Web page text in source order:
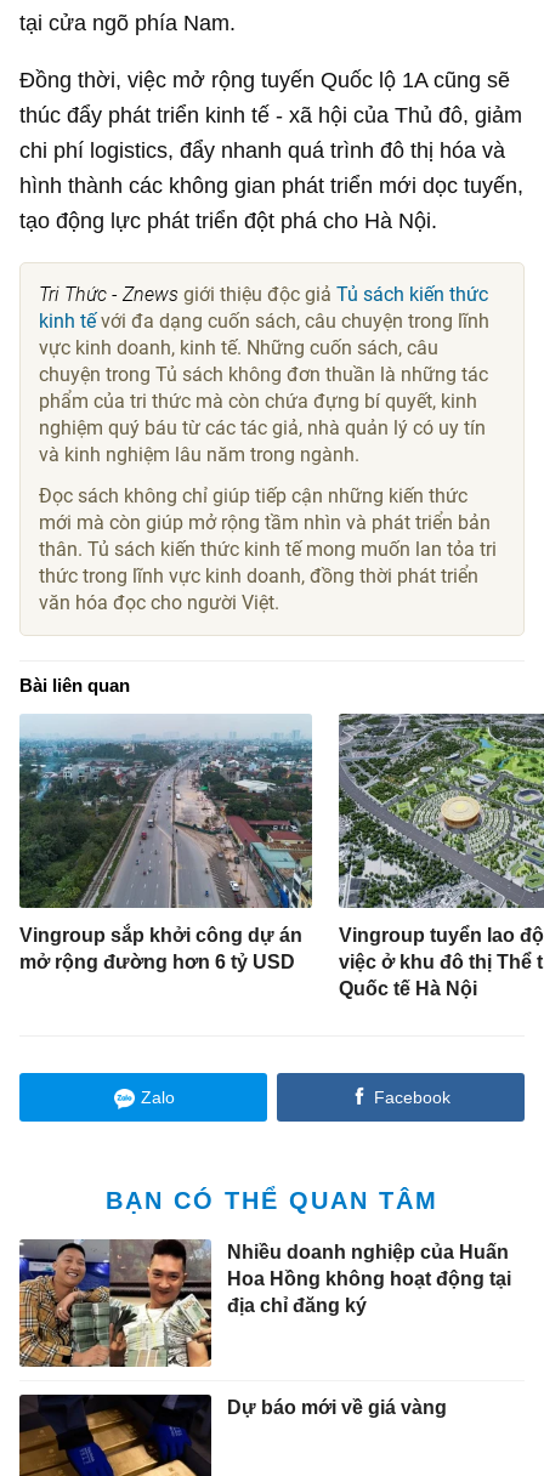
tại cửa ngõ phía Nam.
Đồng thời, việc mở rộng tuyến Quốc lộ 1A cũng sẽ
thúc đẩy phát triển kinh tế - xã hội của Thủ đô, giảm
chi phí logistics, đẩy nhanh quá trình đô thị hóa và
hình thành các không gian phát triển mới dọc tuyến,
tạo động lực phát triển đột phá cho Hà Nội.
Tri Thức - Znews giới thiệu độc giảTủ sách kiến thức
kinh tếvới đa dạng cuốn sách, câu chuyện trong lĩnh
vực kinh doanh, kinh tế. Những cuốn sách, câu
chuyện trong Tủ sách không đơn thuần là những tác
phẩm của tri thức mà còn chứa đựng bí quyết, kinh
nghiệm quý báu từ các tác giả, nhà quản lý có uy tín
và kinh nghiệm lâu năm trong ngành.
Đọc sách không chỉ giúp tiếp cận những kiến thức
mới mà còn giúp mở rộng tầm nhìn và phát triển bản
thân. Tủ sách kiến thức kinh tế mong muốn lan tỏa tri
thức trong lĩnh vực kinh doanh, đồng thời phát triển
văn hóa đọc cho người Việt.
Bài liên quan
Vingroup sắp khởi công dự án
mở rộng đường hơn 6 tỷ USD
Vingroup tuyển lao
việc ở khu đô thị Thể
Quốc tế Hà Nội
Zalo Facebook
BẠN CÓ THỂ QUAN TÂM
Nhiều doanh nghiệp của Huấn
Hoa Hồng không hoạt động tại
địa chỉ đăng ký
Dự báo mới về giá vàng